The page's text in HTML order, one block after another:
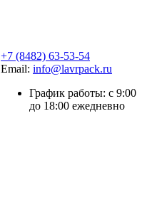
+7 (8482) 63-53-54
Email: info@lavrpack.ru
График работы: с 9:00
до 18:00 ежедневно